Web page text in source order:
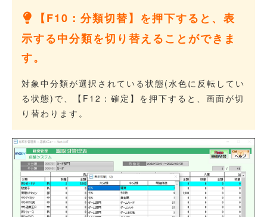
【F10：分類切替】を押下すると、表
示する中分類を切り替えることができま
す。
対象中分類が選択されている状態(水色に反転してい
る状態)で、【F12：確定】を押下すると、画面が切
り替わります。